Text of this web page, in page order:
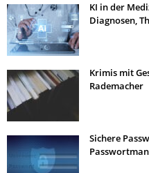
KI in der
Diagnosen,
Krimis mit
Rademacher
Sichere